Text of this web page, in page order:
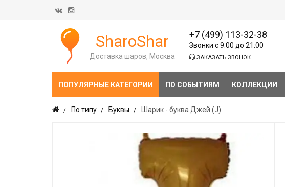
SharoShar
Доставка шаров, Москва
+7 (499) 113-32-38
Звонки с 9:00 до 21:00
ЗАКАЗАТЬ ЗВОНОК
ПОПУЛЯРНЫЕ КАТЕГОРИИ ПО СОБЫТИЯМ КОЛЛЕКЦИИ
По типу Буквы Шарик - буква Джей (J)